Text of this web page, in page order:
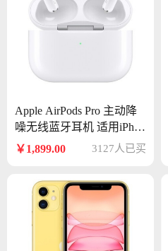
Apple AirPods Pro 主动降
噪无线蓝牙耳机 适用iPhon
e/iPad/Apple Watch
￥1,899.00 3127人已买